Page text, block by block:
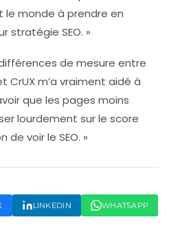
le monde à prendre en
stratégie SEO. »
de mesure entre
CrUX m’a vraiment aidé à
que les pages moins
lourdement sur le score
de voir le SEO. »
LINKEDIN WHATSAPP